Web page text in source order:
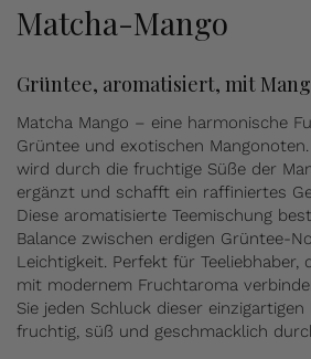
Matcha-Mango
Grüntee, aromatisiert, mit
Matcha Mango – eine harmonische
Grüntee und exotischen
wird durch die fruchtige Süße der
ergänzt und schafft ein raffiniertes
Diese aromatisierte Teemischung
Balance zwischen erdigen Grüntee-
Leichtigkeit. Perfekt für Teeliebhaber,
mit modernem Fruchtaroma
Sie jeden Schluck dieser
fruchtig, süß und geschmacklich